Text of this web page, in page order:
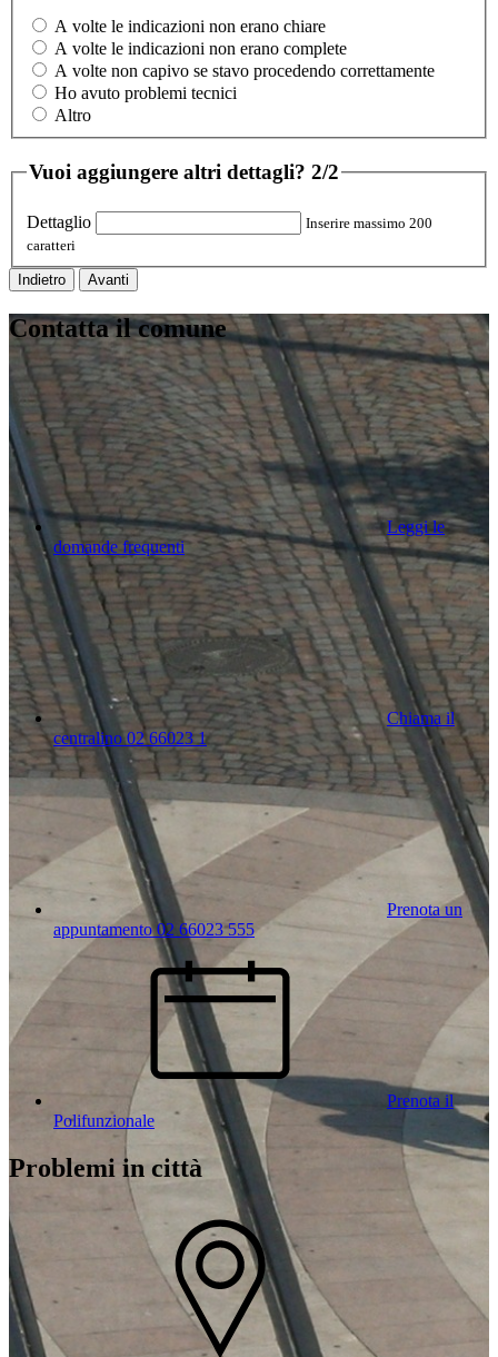
A volte le indicazioni non erano chiare
A volte le indicazioni non erano complete
A volte non capivo se stavo procedendo correttamente
Ho avuto problemi tecnici
Altro
Vuoi aggiungere altri dettagli? 2/2
Dettaglio
Inserire massimo 200
caratteri
Indietro Avanti
Contatta il comune
Leggi le
domande frequenti
Chiama il
centralino 02 66023 1
Prenota un
appuntamento 02 66023 555
Prenota il
Polifunzionale
Problemi in città